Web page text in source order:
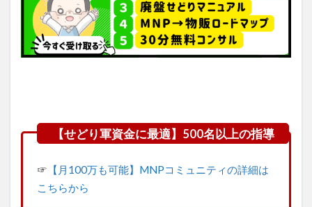
☞ 【月100万も可能】MNPコミュニティの詳細は
こちらから